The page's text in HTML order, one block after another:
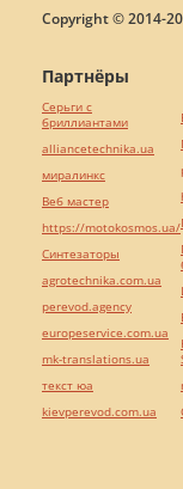
Copyright © 2014-
Партнёры
Серьги с
бриллиантами
alliancetechnika.ua
миралинкс
Веб мастер
https://motokosmos.ua/
Синтезаторы
agrotechnika.com.ua
perevod.agency
europeservice.com.ua
mk-translations.ua
текст юа
kievperevod.com.ua